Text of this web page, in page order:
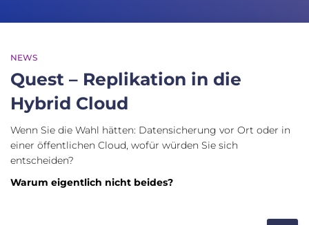
NEWS
Quest – Replikation in die
Hybrid Cloud
Wenn Sie die Wahl hätten: Datensicherung vor Ort oder in
einer öffentlichen Cloud, wofür würden Sie sich
entscheiden?
Warum eigentlich nicht beides?